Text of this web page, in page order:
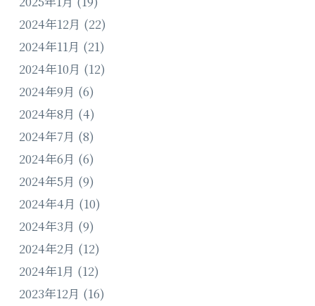
2024年12月 (22)
2024年11月 (21)
2024年10月 (12)
2024年9月 (6)
2024年8月 (4)
2024年7月 (8)
2024年6月 (6)
2024年5月 (9)
2024年4月 (10)
2024年3月 (9)
2024年2月 (12)
2024年1月 (12)
2023年12月 (16)